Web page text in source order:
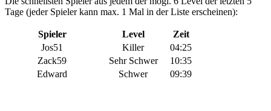
Tage (jeder Spieler kann max. 1 Mal in der Liste erscheinen):
Spieler Level
Zeit
Jos51
Killer
04:25
Zack59
Sehr Schwer
10:35
Edward
Schwer 09:39